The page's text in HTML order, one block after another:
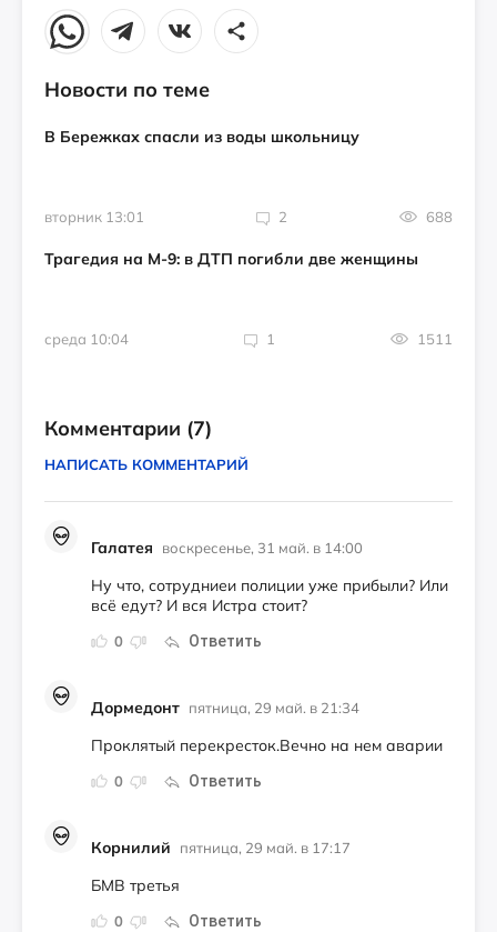
Новости по теме
В Бережках спасли из воды школьницу
вторник 13:01 2 688
Трагедия на М-9: в ДТП погибли две женщины
среда 10:04 1 1511
Комментарии (7)
НАПИСАТЬ КОММЕНТАРИЙ
Галатея воскресенье, 31 май. в 14:00
0 Ответить
Ну что, сотрудниеи полиции уже прибыли? Или
всё едут? И вся Истра стоит?
Дормедонт пятница, 29 май. в 21:34
0 Ответить
Проклятый перекресток.Вечно на нем аварии
Корнилий пятница, 29 май. в 17:17
0 Ответить
БМВ третья